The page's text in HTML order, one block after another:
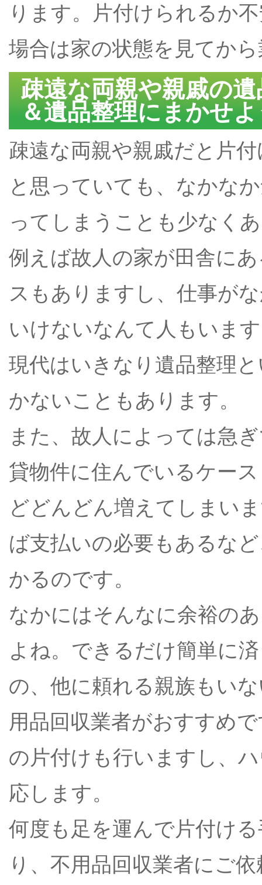
ります。片付けられるか
場合は家の状態を見てか
疎遠な両親や親戚の
＆遺品整理にまかせ
疎遠な両親や親戚だと片
と思っていても、なかな
ってしまうことも少なく
例えば故人の家が田舎に
スもありますし、仕事が
いけないなんて人もいま
現代はいきなり遺品整理
かないこともあります。
また、故人によっては急
貸物件に住んでいるケー
どどんどん増えてしまい
ば支払いの必要もあるな
かるのです。
なかにはそんなに余裕の
よね。できるだけ簡単に
の、他に頼れる親族もい
用品回収業者がおすすめ
の片付けも行いますし、
応します。
何度も足を運んで片付け
り、不用品回収業者にご